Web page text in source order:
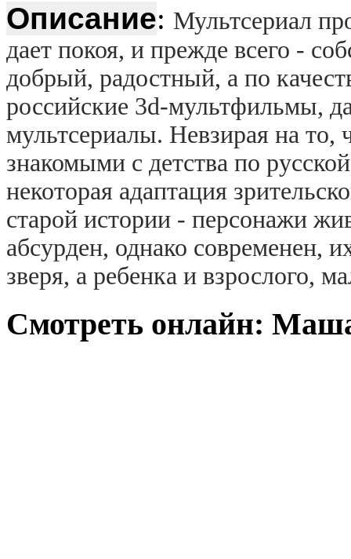
Описание: Мультсериал
дает покоя, и прежде всего -
добрый, радостный, а по
российские 3d-мультфильмы,
мультсериалы. Невзирая на то,
знакомыми с детства по
некоторая адаптация
старой истории - персонажи
абсурден, однако современен,
зверя, а ребенка и взрослого,
Смотреть онлайн: